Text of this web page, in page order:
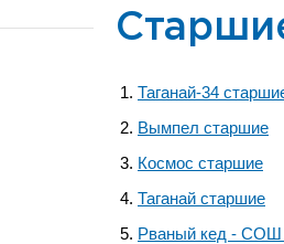
Таганай-34
Вымпел старшие
Космос старшие
Таганай старшие
Рваный кед -